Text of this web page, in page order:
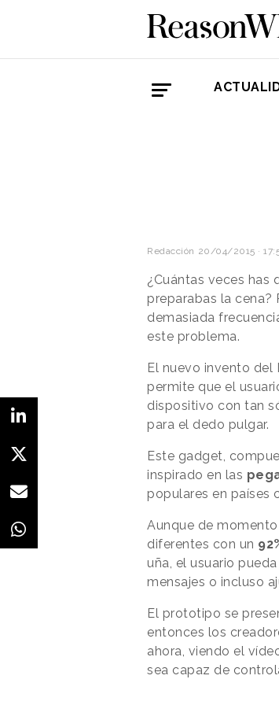
Redacción 20/04/2015 ·
¿Cuántas veces has
preparabas la cena?
demasiada
este problema.
El nuevo invento
permite que el
dispositivo con tan
para el dedo pulgar.
Este gadget,
inspirado en las
populares en países
Aunque de
diferentes con un
uña, el usuario
mensajes o incluso
El prototipo se
entonces los
ahora, viendo el
sea capaz de